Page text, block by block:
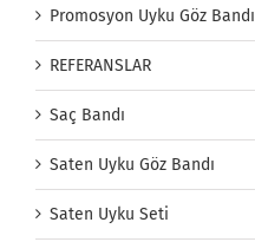
Promosyon Uyku Göz Bandı
REFERANSLAR
Saç Bandı
Saten Uyku Göz Bandı
Saten Uyku Seti